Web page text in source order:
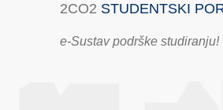
2CO2 STUDENTSKI
e-Sustav podrške studiranju!